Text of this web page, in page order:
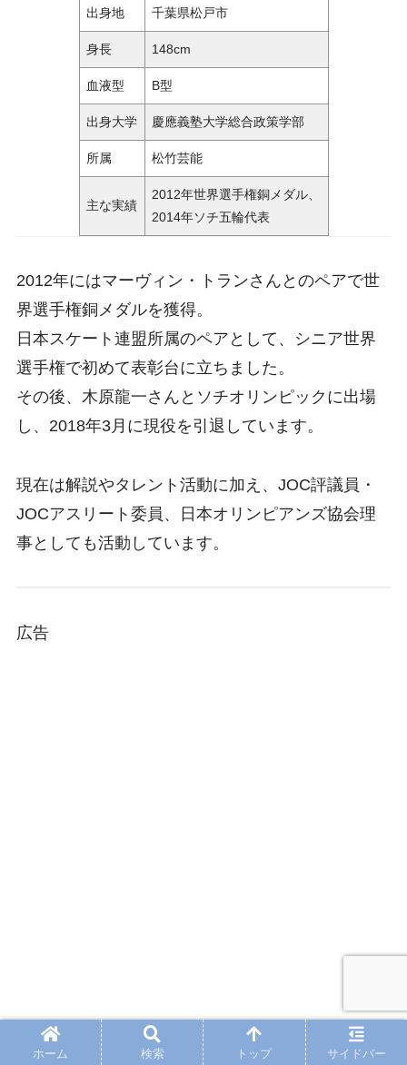
出身地 千葉県松戸市
身長 148cm
血液型 B型
出身大学 慶應義塾大学総合政策学部
所属 松竹芸能
主な実績
2012年世界選手権銅メダル、
2014年ソチ五輪代表
2012年にはマーヴィン・トランさんとのペアで世
界選手権銅メダルを獲得。
日本スケート連盟所属のペアとして、シニア世界
選手権で初めて表彰台に立ちました。
その後、木原龍一さんとソチオリンピックに出場
し、2018年3月に現役を引退しています。
現在は解説やタレント活動に加え、JOC評議員・
JOCアスリート委員、日本オリンピアンズ協会理
事としても活動しています。
広告
ホーム 検索 トップ サイドバー